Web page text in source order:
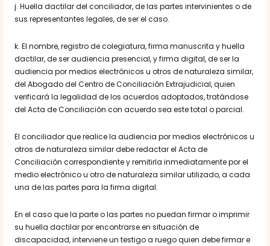
j. Huella dactilar del conciliador, de las partes intervinientes o de
sus representantes legales, de ser el caso.
k. El nombre, registro de colegiatura, firma manuscrita y huella
dactilar, de ser audiencia presencial, y firma digital, de ser la
audiencia por medios electrónicos u otros de naturaleza similar,
del Abogado del Centro de Conciliación Extrajudicial, quien
verificará la legalidad de los acuerdos adoptados, tratándose
del Acta de Conciliación con acuerdo sea este total o parcial.
El conciliador que realice la audiencia por medios electrónicos u
otros de naturaleza similar debe redactar el Acta de
Conciliación correspondiente y remitirla inmediatamente por el
medio electrónico u otro de naturaleza similar utilizado, a cada
una de las partes para la firma digital.
En el caso que la parte o las partes no puedan firmar o imprimir
su huella dactilar por encontrarse en situación de
discapacidad, interviene un testigo a ruego quien debe firmar e